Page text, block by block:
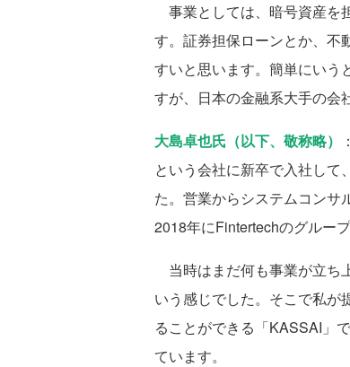
事業としては、暗号資産を
す。証券担保ローンとか、不
すいと思います。簡単にいう
すが、日本の金融系大手の会
大島卓也氏（以下、敬称略）
という会社に新卒で入社して
た。営業からシステムコンサ
2018年にFintertechのグルー
当時はまだ何も事業が立ち
いう感じでした。そこで私が
ることができる「KASSAI」
ています。